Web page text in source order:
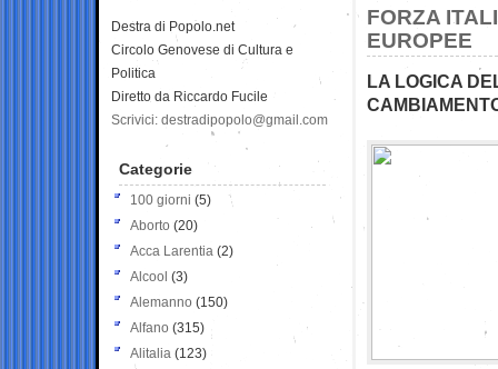
FORZA
EUROPEE
LA LOGICA
Destra di Popolo.net
Circolo Genovese di Cultura e
Politica
Diretto da Riccardo Fucile
Scrivici: destradipopolo@gmail.com
Categorie
100 giorni (5)
Aborto (20)
Acca Larentia (2)
Alcool (3)
Alemanno (150)
Alfano (315)
Alitalia (123)